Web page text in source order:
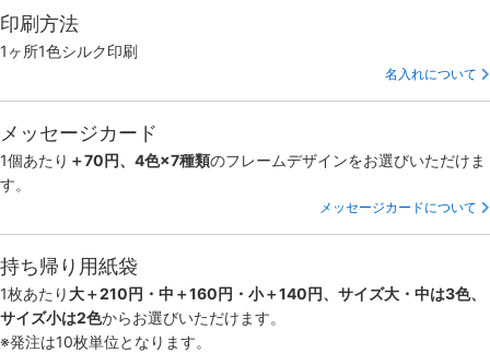
印刷方法
1ヶ所1色シルク印刷
名入れについて
メッセージカード
1個あたり ＋70円、4色×7種類のフレームデザインをお選びいただけま
す。
メッセージカードについて
持ち帰り用紙袋
1枚あたり 大＋210円・中＋160円・小＋140円、サイズ大・中は3色、
サイズ小は2色からお選びいただけます。
※発注は10枚単位となります。